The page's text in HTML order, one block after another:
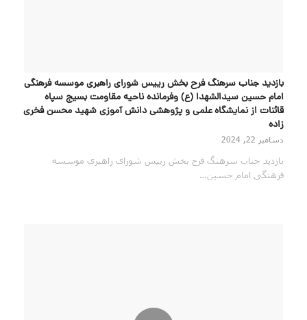
بازدید جناب سرهنگ فرح بخش رییس شورای راهبری موسسه فرهنگی
امام حسین سیدالشهدا (ع) وفرمانده ناحیه مقاومت بسیج سپاه
قائنات از نمایشگاه علمی و پژوهشی دانش آموزی شهید محسن فخری
زاده
دسامبر 22, 2024
بازدید جناب سرهنگ فرح بخش رییس شورای راهبری موسسه
فرهنگی امام حسین…